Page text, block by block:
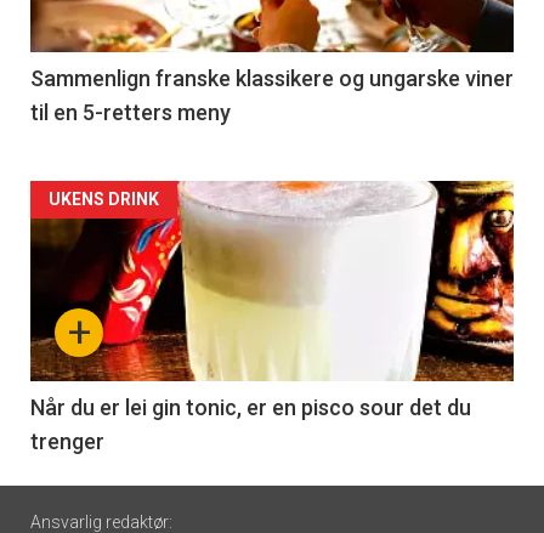
-
5
Sammenlign franske klassikere og ungarske viner
til en 5-retters meny
Forsiden
akkurat
nå
-
6
+
UKENS DRINK
Når du er lei gin tonic, er en pisco sour det du
trenger
Footer
Ansvarlig redaktør: